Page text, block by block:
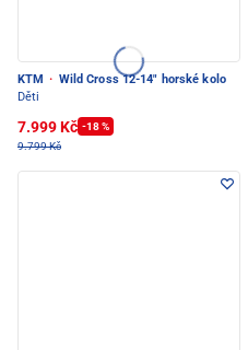
KTM · Wild Cross 12-14" horské kolo
Děti
7.999 Kč -18 %
9.799 Kč